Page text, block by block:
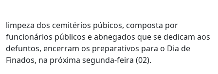
limpeza dos cemitérios púbicos, composta por
funcionários públicos e abnegados que se dedicam aos
defuntos, encerram os preparativos para o Dia de
Finados, na próxima segunda-feira (02).